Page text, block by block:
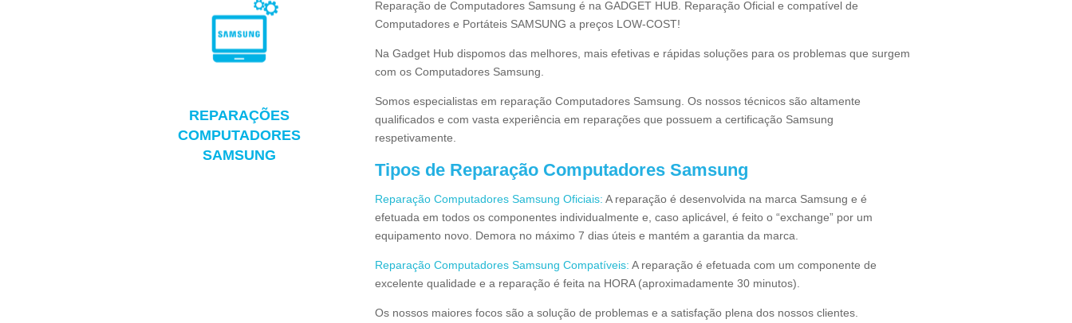
REPARAÇÕES
COMPUTADORES
SAMSUNG
Reparação de Computadores Samsung é na GADGET HUB. Reparação Oficial e compatível de
Computadores e Portáteis SAMSUNG a preços LOW-COST!
Na Gadget Hub dispomos das melhores, mais efetivas e rápidas soluções para os problemas que surgem
com os Computadores Samsung.
Somos especialistas em reparação Computadores Samsung. Os nossos técnicos são altamente
qualificados e com vasta experiência em reparações que possuem a certificação Samsung
respetivamente.
Tipos de Reparação Computadores Samsung
Reparação Computadores Samsung Oficiais: A reparação é desenvolvida na marca Samsung e é
efetuada em todos os componentes individualmente e, caso aplicável, é feito o “exchange” por um
equipamento novo. Demora no máximo 7 dias úteis e mantém a garantia da marca.
Reparação Computadores Samsung Compatíveis: A reparação é efetuada com um componente de
excelente qualidade e a reparação é feita na HORA (aproximadamente 30 minutos).
Os nossos maiores focos são a solução de problemas e a satisfação plena dos nossos clientes.